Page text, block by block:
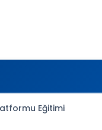
Eğitimi